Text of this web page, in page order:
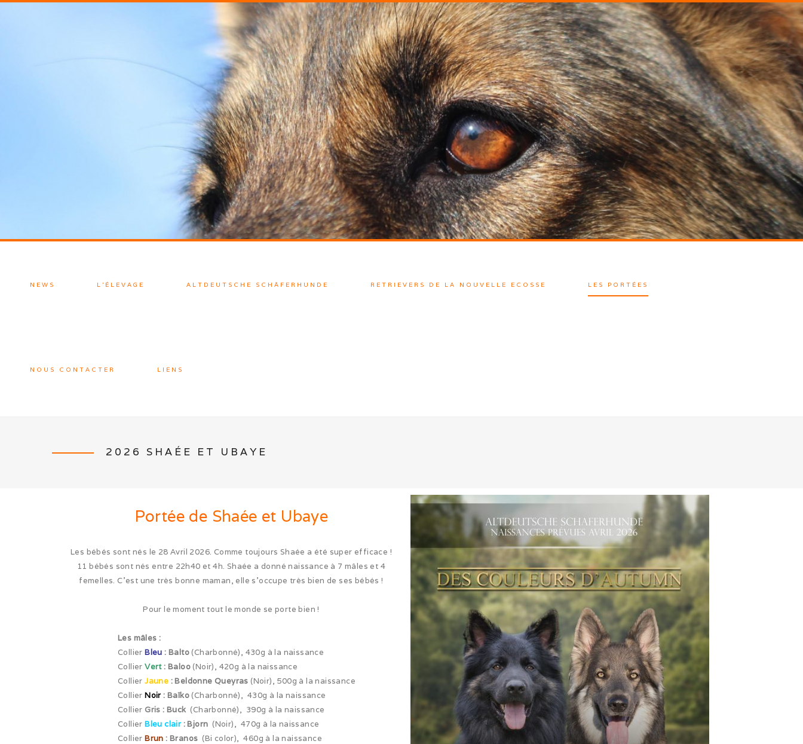
NEWS L’ÉLEVAGE ALTDEUTSCHE SCHÄFERHUNDE RETRIEVERS DE LA NOUVELLE ECOSSE LES PORTÉES
NOUS CONTACTER LIENS
2026 SHAÉE ET UBAYE
Portée de Shaée et Ubaye
Les bébés sont nés le 28 Avril 2026. Comme toujours Shaée a été super efficace !
11 bébés sont nés entre 22h40 et 4h. Shaée a donné naissance à 7 mâles et 4
femelles. C’est une très bonne maman, elle s’occupe très bien de ses bébés !
Pour le moment tout le monde se porte bien !
Les mâles :
CollierBleu : Balto (Charbonné), 430g à la naissance
CollierVert : Baloo (Noir), 420g à la naissance
CollierJaune : Beldonne Queyras (Noir), 500g à la naissance
CollierNoir : Baïko (Charbonné), 430g à la naissance
Collier Gris : Buck (Charbonné), 390g à la naissance
CollierBleu clair: Bjorn (Noir), 470g à la naissance
CollierBrun: Branos (Bi color), 460g à la naissance